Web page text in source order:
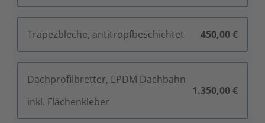
Trapezbleche, antitropfbeschichtet 450,00 €
Dachprofilbretter, EPDM Dachbahn
inkl. Flächenkleber
1.350,00 €